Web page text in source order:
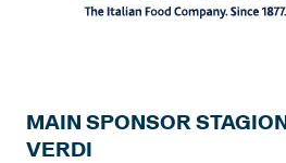
MAIN SPONSOR
VERDI